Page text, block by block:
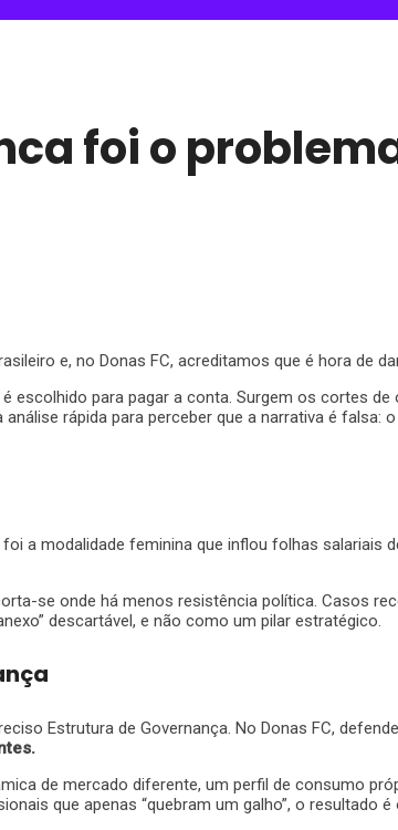
foi o
e, no Donas FC, acreditamos que é hora de
para pagar a conta. Surgem os cortes
rápida para perceber que a narrativa é
a modalidade feminina que inflou folhas salariais
se onde há menos resistência política. Casos
descartável, e não como um pilar estratégico.
Estrutura de Governança. No Donas FC,
de mercado diferente, um perfil de consumo
que apenas “quebram um galho”, o resultado